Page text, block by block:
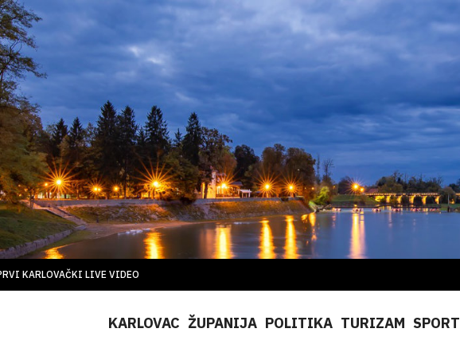
KARLOVAČKI LIVE VIDEO
KARLOVAC ŽUPANIJA POLITIKA TURIZAM SPORT